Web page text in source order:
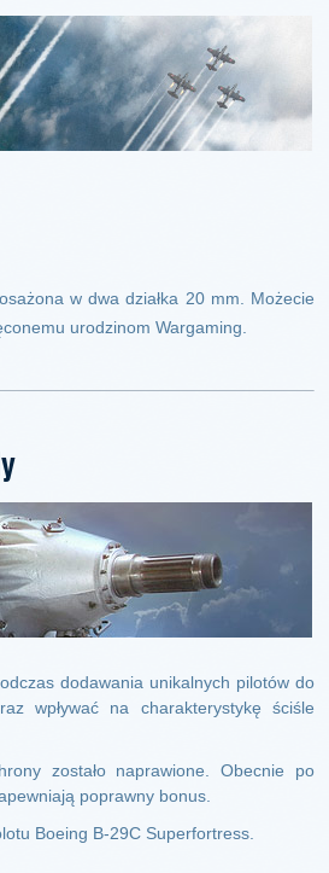
w dwa działka 20 mm. Możecie
urodzinom Wargaming.
dodawania unikalnych pilotów do
wpływać na charakterystykę ściśle
zostało naprawione. Obecnie po
poprawny bonus.
Boeing B-29С Superfortress.